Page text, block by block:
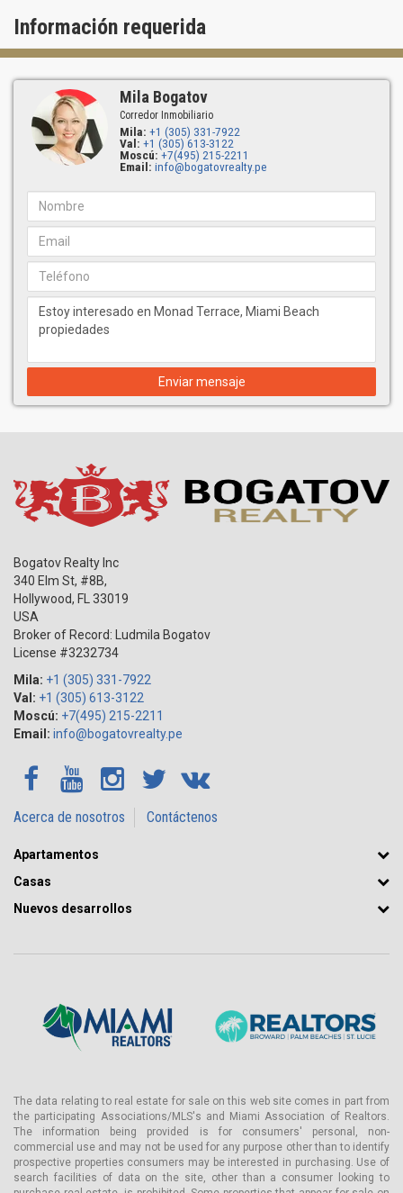
Información requerida
Mila Bogatov
Corredor Inmobiliario
Mila: +1 (305) 331-7922
Val: +1 (305) 613-3122
Moscú: +7(495) 215-2211
Email: info@bogatovrealty.pe
Enviar mensaje
Bogatov Realty Inc
340 Elm St, #8B,
Hollywood, FL
33019
USA
Broker of Record: Ludmila Bogatov
License #3232734
Mila: +1 (305) 331-7922
Val: +1 (305) 613-3122
Moscú: +7(495) 215-2211
Email: info@bogatovrealty.pe
Acerca de nosotros Contáctenos
Apartamentos
Casas
Nuevos desarrollos
The data relating to real estate for sale on this web site comes in part from
the participating Associations/MLS's and Miami Association of Realtors.
The information being provided is for consumers' personal, non-
commercial use and may not be used for any purpose other than to identify
prospective properties consumers may be interested in purchasing. Use of
search facilities of data on the site, other than a consumer looking to